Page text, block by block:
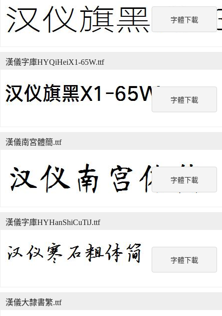
字體下載
字體下載
漢儀字庫HYQiHeiX1-65W.ttf
字體下載
漢儀南宮體簡.ttf
字體下載
漢儀字庫HYHanShiCuTiJ.ttf
漢儀大隸書繁.ttf